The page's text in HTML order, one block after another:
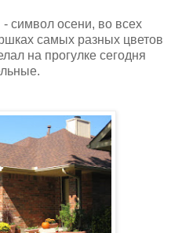
символ осени, во всех
самых разных цветов
на прогулке сегодня